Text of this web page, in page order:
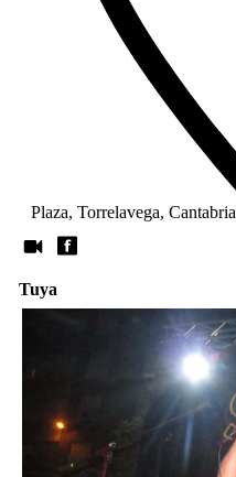
Plaza, Torrelavega, Cantabria
Tuya